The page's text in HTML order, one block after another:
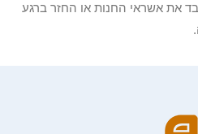
את אשראי החנות או החזר ברגע